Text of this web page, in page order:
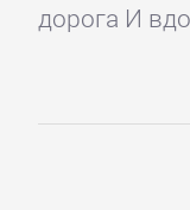
дорога И
детектив